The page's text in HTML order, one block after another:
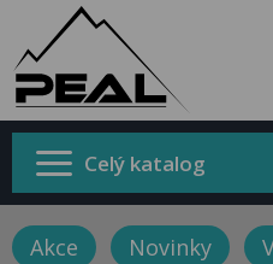
Celý katalog
Akce Novinky